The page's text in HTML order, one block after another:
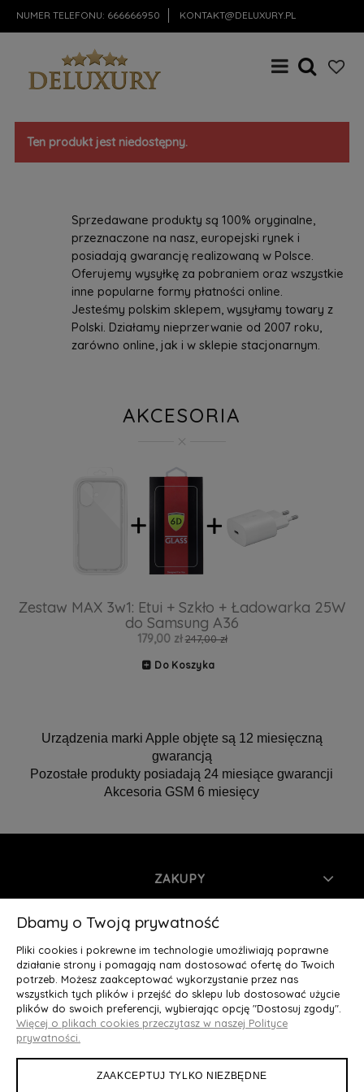
NUMER TELEFONU: 666666950 KONTAKT@DELUXURY.PL
Ten produkt jest niedostępny.
Sprzedawane produkty są 100% oryginalne,
przeznaczone na nasz, europejski rynek i
posiadają gwarancję realizowaną w Polsce.
Oferujemy wysyłkę za pobraniem oraz wszystkie
inne popularne formy płatności online.
Jesteśmy polskim sklepem, wysyłamy towary z
Polski. Działamy nieprzerwanie od 2007 roku,
zarówno online, jak i w sklepie stacjonarnym.
AKCESORIA
Zestaw MAX 3w1: Etui + Szkło + Ładowarka 25W
do Samsung A36
179,00 zł 247,00 zł
Do Koszyka
Urządzenia marki Apple objęte są 12 miesięczną
gwarancją
Pozostałe produkty posiadają 24 miesiące gwarancji
Akcesoria GSM 6 miesięcy
ZAKUPY
INFORMACJE
MOJE KONTO
O NAS
Deluxury.pl
Dbamy o Twoją prywatność
Pliki cookies i pokrewne im technologie umożliwiają poprawne
działanie strony i pomagają nam dostosować ofertę do Twoich
potrzeb. Możesz zaakceptować wykorzystanie przez nas
wszystkich tych plików i przejść do sklepu lub dostosować użycie
plików do swoich preferencji, wybierając opcję "Dostosuj zgody".
Więcej o plikach cookies przeczytasz w naszej Polityce
prywatności.
ZAAKCEPTUJ TYLKO NIEZBĘDNE